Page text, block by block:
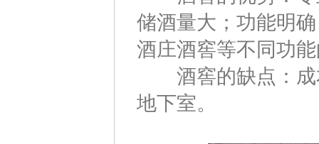
储酒量大；功能明
酒庄酒窖等不同功
酒窖的缺点：成
地下室。